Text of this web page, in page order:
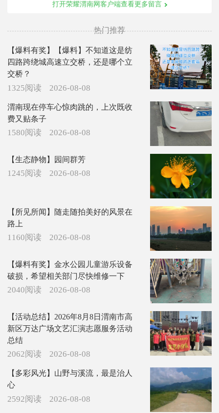
打开荣耀渭南网客户端查看更多留言
热门推荐
【爆料有奖】【爆料】不知道这是纺
四路跨绕城高速立交桥，还是哪个立
交桥？
1325阅读 2026-08-08
渭南现在停车心惊肉跳的，上次既收
费又贴条子
1580阅读 2026-08-08
【生态静物】园间群芳
1245阅读 2026-08-08
【所见所闻】随走随拍美好的风景在
路上
1160阅读 2026-08-08
【爆料有奖】金水公园儿童游乐设备
破损，希望相关部门尽快维修一下
2040阅读 2026-08-08
【活动总结】2026年8月8日渭南市高
新区万达广场文艺汇演志愿服务活动
总结
2062阅读 2026-08-08
【多彩风光】山野与溪流，最是治人
心
2592阅读 2026-08-08